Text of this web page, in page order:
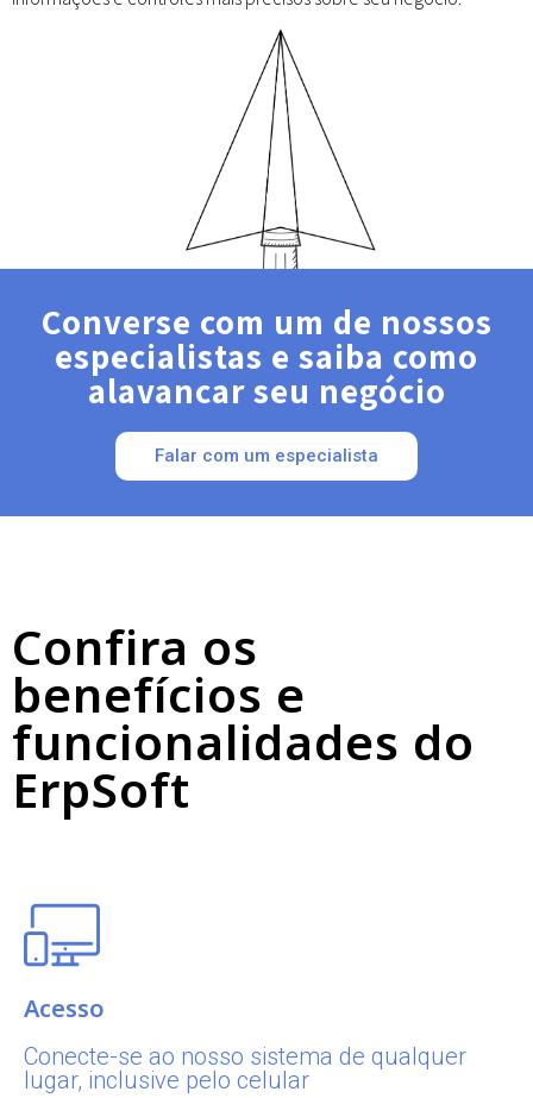
Converse com um de nossos
especialistas e saiba como
alavancar seu negócio
Falar com um especialista
Confira os
benefícios e
funcionalidades do
ErpSoft
Acesso
Conecte-se ao nosso sistema de qualquer
lugar, inclusive pelo celular